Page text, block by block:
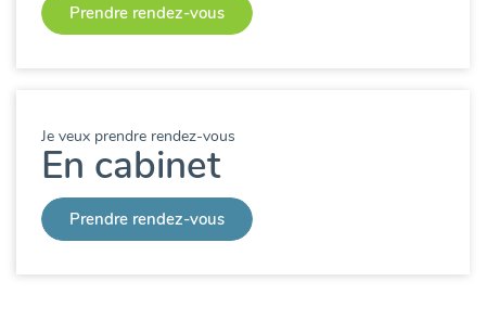
Prendre rendez-vous
Je veux prendre rendez-vous
En cabinet
Prendre rendez-vous